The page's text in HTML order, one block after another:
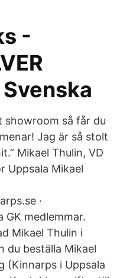
-
showroom så får du
Jag är så stolt
Mikael Thulin, VD
Uppsala Mikael
·
medlemmar.
Mikael Thulin i
du beställa Mikael
(Kinnarps i Uppsala